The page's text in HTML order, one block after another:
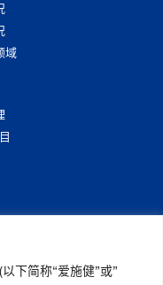
下简称“爱施健”或”
域
聘